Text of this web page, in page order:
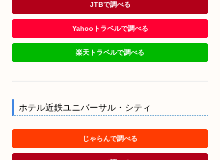
JTBで調べる
Yahooトラベルで調べる
楽天トラベルで調べる
ホテル近鉄ユニバーサル・シティ
じゃらんで調べる